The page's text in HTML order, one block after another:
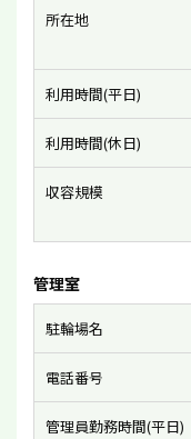
所在地
利用時間(平日)
利用時間(休日)
収容規模
管理室
駐輪場名
電話番号
管理員勤務時間(平日)